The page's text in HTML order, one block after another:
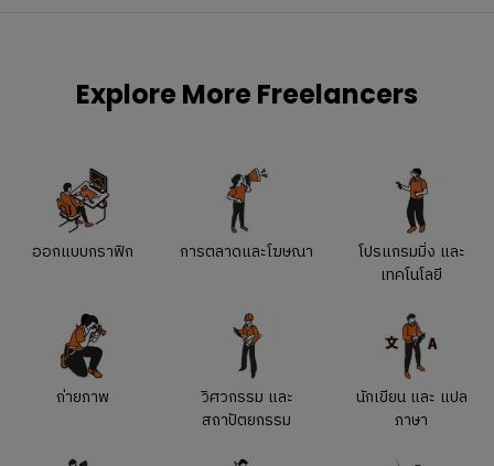
Explore More Freelancers
ออกแบบกราฟิก การตลาดและโฆษณา
โปรแกรมมิ่ง และ
เทคโนโลยี
ถ่ายภาพ
วิศวกรรม และ
สถาปัตยกรรม
นักเขียน และ แปล
ภาษา